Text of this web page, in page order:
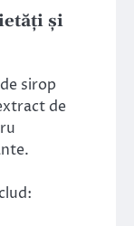
și
sirop
de